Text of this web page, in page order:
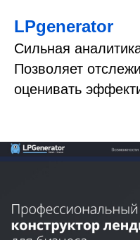
LPgenerator
Сильная
Позволяет
оценивать